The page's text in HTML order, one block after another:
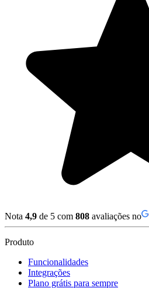
Nota 4,9 de 5 com 808 avaliações no
Produto
Funcionalidades
Integrações
Plano grátis para sempre